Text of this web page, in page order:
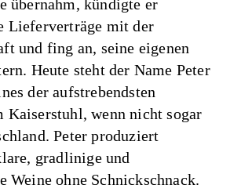
übernahm, kündigte er
Lieferverträge mit der
und fing an, seine eigenen
Heute steht der Name Peter
der aufstrebendsten
Kaiserstuhl, wenn nicht sogar
Peter produziert
gradlinige und
Weine ohne Schnickschnack.